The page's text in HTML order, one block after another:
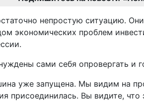
непростую ситуацию.
экономических проблем
сами себя опровергать и
уже запущена. Мы видим на
присоединилась. Вы видите,